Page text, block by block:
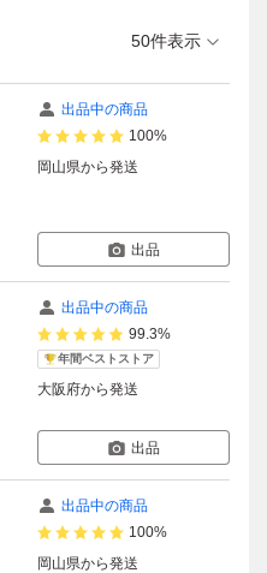
50件表示
出品中の商品
100%
岡山県から発送
出品
出品中の商品
99.3%
年間ベストストア
大阪府から発送
出品
出品中の商品
100%
岡山県から発送